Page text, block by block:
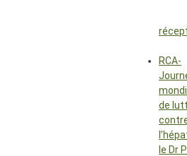
RCA-
de
le Dr